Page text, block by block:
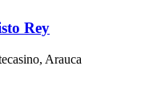
Rey
Arauca